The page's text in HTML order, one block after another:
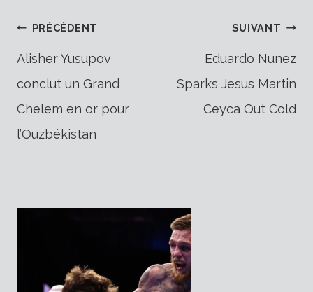
Navigation
de
PRÉCÉDENT
Alisher Yusupov
conclut un Grand
Chelem en or pour
l’Ouzbékistan
SUIVANT
Eduardo Nunez
Sparks Jesus Martin
Ceyca Out Cold